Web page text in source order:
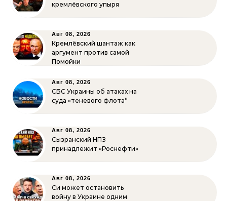
кремлёвского упыря
Авг 08, 2026
Кремлёвский шантаж как
аргумент против самой
Помойки
Авг 08, 2026
СБС Украины об атаках на
суда «теневого флота”
Авг 08, 2026
Сызранский НПЗ
принадлежит «Роснефти»
Авг 08, 2026
Си может остановить
войну в Украине одним